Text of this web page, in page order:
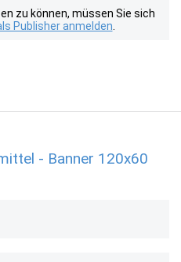
zu können, müssen Sie sich
Publisher anmelden
- Banner 120x60